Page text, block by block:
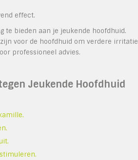
effect.
te bieden aan je jeukende hoofdhuid.
voor de hoofdhuid om verdere irritatie
professioneel advies.
Jeukende Hoofdhuid